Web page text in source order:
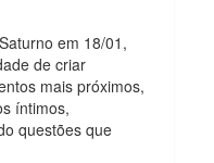
em 18/01,
de criar
mais próximos,
íntimos,
questões que